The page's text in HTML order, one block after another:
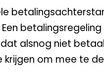
alsnog niet
om mee te